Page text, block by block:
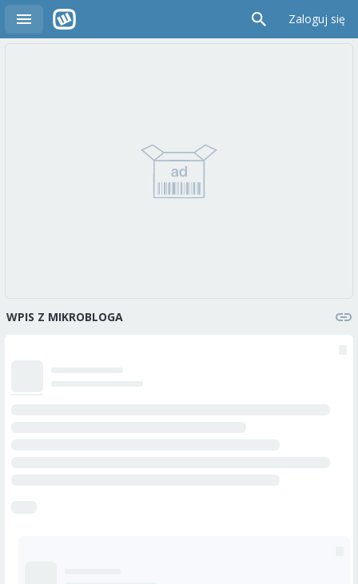
Zaloguj się
WPIS Z MIKROBLOGA